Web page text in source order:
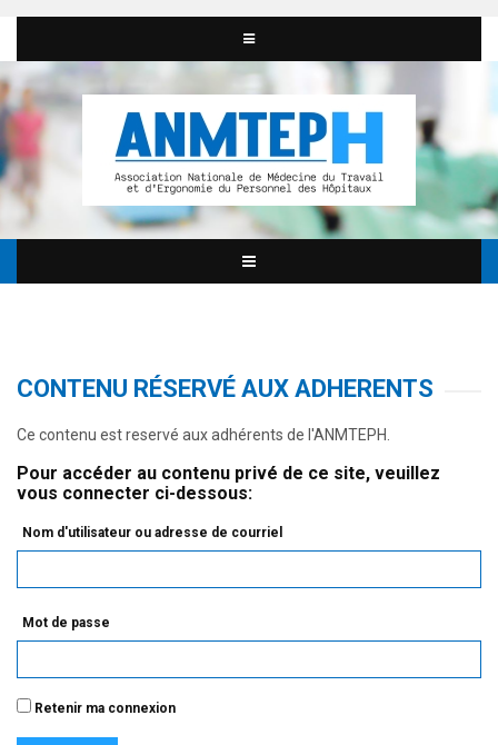
CONTENU RÉSERVÉ AUX ADHERENTS
Ce contenu est reservé aux adhérents de l'ANMTEPH.
Pour accéder au contenu privé de ce site, veuillez
vous connecter ci-dessous:
Nom d'utilisateur ou adresse de courriel
Mot de passe
Retenir ma connexion